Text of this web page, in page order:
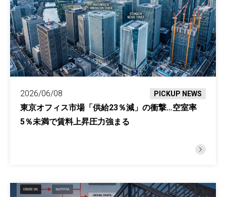
2026/06/08 PICKUP NEWS
東京オフィス市場「供給23％減」の衝撃…空室率
5％未満で賃料上昇圧力強まる